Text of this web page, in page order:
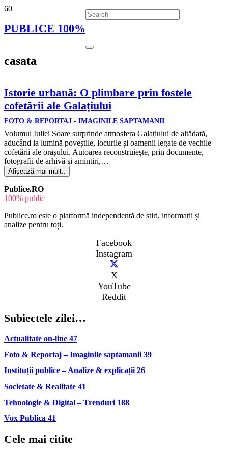
PUBLICE 100%
casata
Istorie urbană: O plimbare prin fostele
cofetării ale Galațiului
FOTO & REPORTAJ - IMAGINILE SAPTAMANII
Volumul Iuliei Soare surprinde atmosfera Galațiului de altădată,
aducând la lumină poveștile, locurile și oamenii legate de vechile
cofetării ale orașului. Autoarea reconstruiește, prin documente,
fotografii de arhivă şi amintiri,…
Afișează mai mult..
Publice.RO
100% public
Publice.ro este o platformă independentă de știri, informații și
analize pentru toți.
Facebook
Instagram
X
YouTube
Reddit
Subiectele zilei…
Actualitate on-line 47
Foto & Reportaj – Imaginile saptamanii 39
Instituții publice – Analize & explicații 26
Societate & Realitate 41
Tehnologie & Digital – Trenduri 188
Vox Publica 41
Cele mai citite